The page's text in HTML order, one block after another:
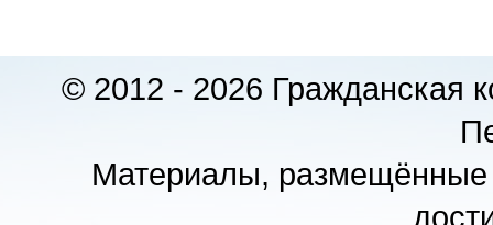
© 2012 - 2026 Гражданская
Материалы, размещённые